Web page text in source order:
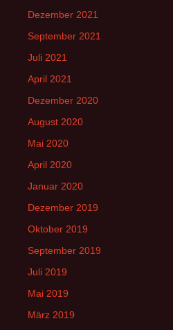
Dezember 2021
September 2021
Juli 2021
April 2021
Dezember 2020
August 2020
Mai 2020
April 2020
Januar 2020
Dezember 2019
Oktober 2019
September 2019
Juli 2019
Mai 2019
März 2019